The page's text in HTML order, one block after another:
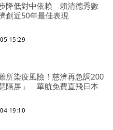
降低對中依賴 賴清德秀數
創近50年最佳表現
15:29
所染疫風險！慈濟再急調200
隔屏」 華航免費直飛日本
19:10